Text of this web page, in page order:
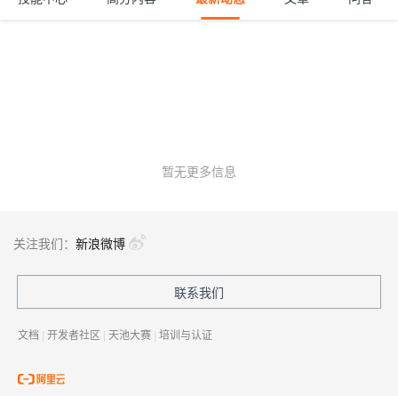
暂无更多信息
关注我们： 新浪微博
联系我们
文档 | 开发者社区 | 天池大赛 | 培训与认证